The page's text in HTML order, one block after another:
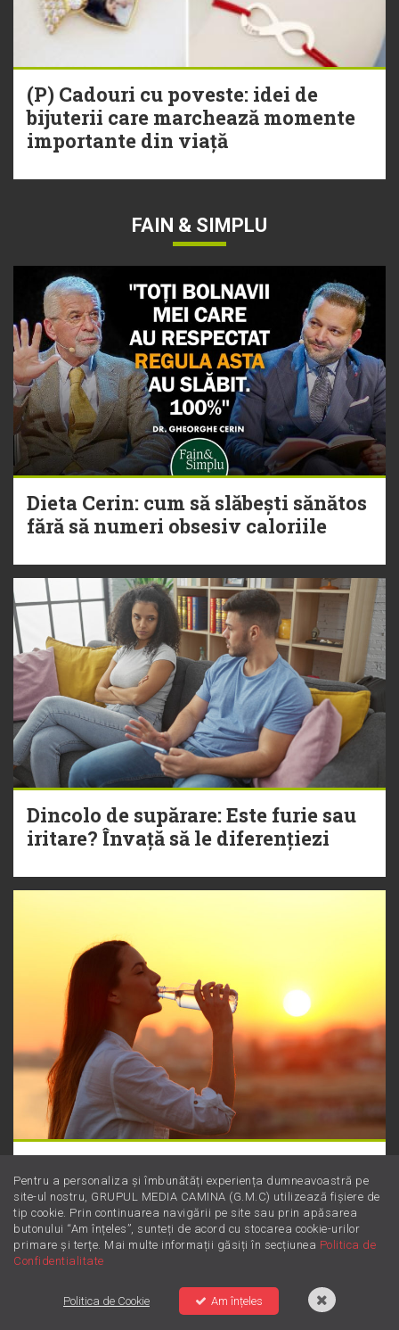
(P) Cadouri cu poveste: idei de
bijuterii care marchează momente
importante din viață
FAIN & SIMPLU
Dieta Cerin: cum să slăbești sănătos
fără să numeri obsesiv caloriile
Dincolo de supărare: Este furie sau
iritare? Învață să le diferențiezi
pentru starea ta de bine
DJ-ii ZU
Politica de Confidentialitate
Politica de Cookie
Termeni și Condiții
Pentru a personaliza și îmbunătăți experiența dumneavoastră pe
site-ul nostru, GRUPUL MEDIA CAMINA (G.M.C) utilizează fișiere de
tip cookie. Prin continuarea navigării pe site sau prin apăsarea
butonului “Am înțeles”, sunteți de acord cu stocarea cookie-urilor
primare și terțe. Mai multe informații găsiți în secțiunea Politica de
Confidentialitate
Politica de Cookie Am înțeles